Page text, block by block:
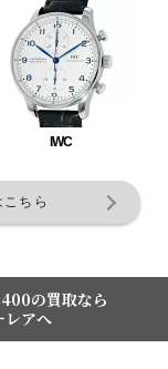
IWC
ちら
の買取なら
レアへ